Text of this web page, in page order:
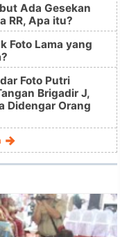
Ada Gesekan
RR, Apa itu?
Foto Lama yang
Foto Putri
Brigadir J,
Didengar Orang